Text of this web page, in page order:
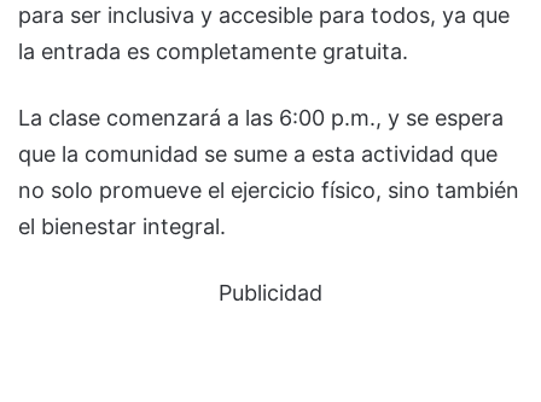
para ser inclusiva y accesible para todos, ya que
la entrada es completamente gratuita.
La clase comenzará a las 6:00 p.m., y se espera
que la comunidad se sume a esta actividad que
no solo promueve el ejercicio físico, sino también
el bienestar integral.
Publicidad